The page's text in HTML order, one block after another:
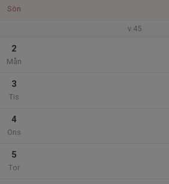
Sön
v.45
2
Mån
3
Tis
4
Ons
5
Tor